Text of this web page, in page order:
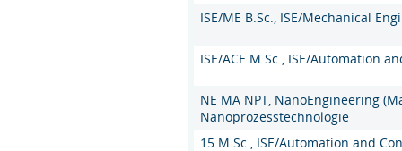
ISE/ME B.Sc., ISE/Mechanical
ISE/ACE M.Sc., ISE/Automation
NE MA NPT, NanoEngineering
Nanoprozesstechnologie
15 M.Sc., ISE/Automation and